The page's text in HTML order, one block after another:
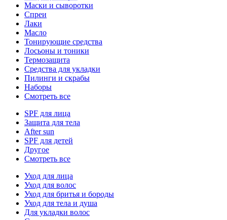
Маски и сыворотки
Спреи
Лаки
Масло
Тонирующие средства
Лосьоны и тоники
Термозащита
Средства для укладки
Пилинги и скрабы
Наборы
Смотреть все
SPF для лица
Защита для тела
After sun
SPF для детей
Другое
Смотреть все
Уход для лица
Уход для волос
Уход для бритья и бороды
Уход для тела и душа
Для укладки волос